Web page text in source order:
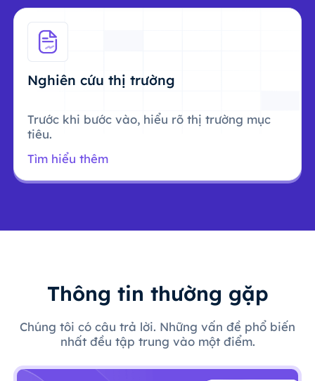
Nghiên cứu thị trường
Trước khi bước vào, hiểu rõ thị trường mục
tiêu.
Tìm hiểu thêm
Thông tin thường gặp
Chúng tôi có câu trả lời. Những vấn đề phổ biến
nhất đều tập trung vào một điểm.